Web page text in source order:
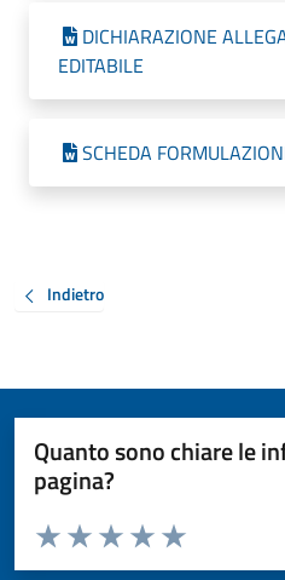
DICHIARAZIONE
EDITABILE
SCHEDA
Indietro
Quanto sono chiare le
pagina?
Valuta da 1 a 5 stelle la pagina
Valuta 5 stelle
Valuta 4 stelle su 5
Valuta 3 stelle su 5
Valuta 2 stelle su 5
Valuta 1 stelle su 5